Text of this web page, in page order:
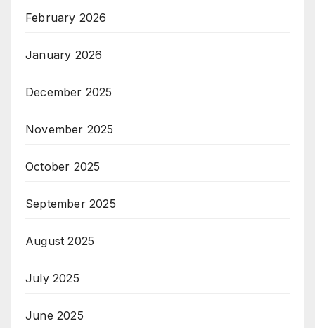
February 2026
January 2026
December 2025
November 2025
October 2025
September 2025
August 2025
July 2025
June 2025